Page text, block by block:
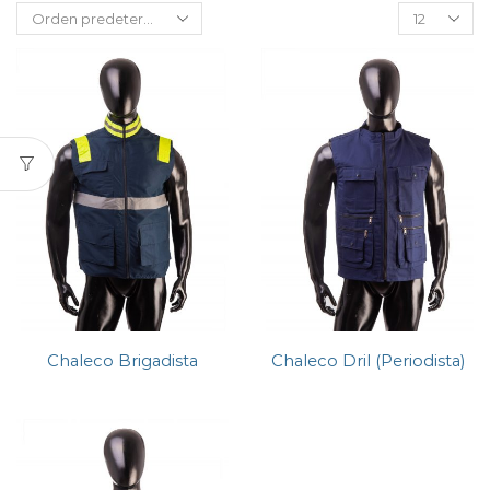
Chaleco Brigadista Chaleco Dril (Periodista)